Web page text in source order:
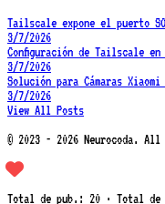
Tailscale expone el puerto
3/7/2026
Configuración de Tailscale
3/7/2026
Solución para Cámaras Xiaomi
3/7/2026
View All Posts
© 2023 - 2026 Neurocoda. All
Total de pub.: 20 · Total de